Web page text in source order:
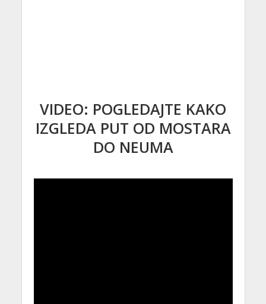
VIDEO: POGLEDAJTE KAKO
IZGLEDA PUT OD MOSTARA
DO NEUMA